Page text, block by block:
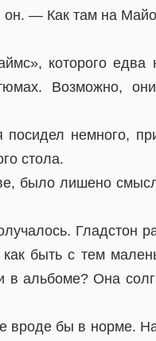
— Как там на
которого едва
Возможно,
посидел немного,
стола.
было лишено
Гладстон
быть с тем
в альбоме? Она
вроде бы в норме.